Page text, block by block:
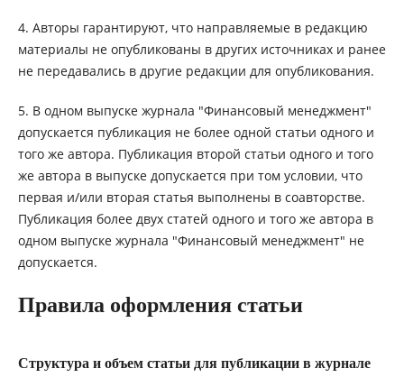
4. Авторы гарантируют, что направляемые в редакцию
материалы не опубликованы в других источниках и ранее
не передавались в другие редакции для опубликования.
5. В одном выпуске журнала "Финансовый менеджмент"
допускается публикация не более одной статьи одного и
того же автора. Публикация второй статьи одного и того
же автора в выпуске допускается при том условии, что
первая и/или вторая статья выполнены в соавторстве.
Публикация более двух статей одного и того же автора в
одном выпуске журнала "Финансовый менеджмент" не
допускается.
Правила оформления статьи
Структура и объем статьи для публикации в журнале